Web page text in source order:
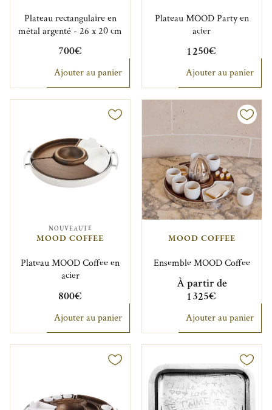
Plateau rectangulaire en
métal argenté - 26 x 20 cm
700€
Ajouter au panier
Plateau MOOD Party en
acier
1 250€
Ajouter au panier
NOUVEAUTÉ
MOOD COFFEE
Plateau MOOD Coffee en
acier
800€
Ajouter au panier
MOOD COFFEE
Ensemble MOOD Coffee
À partir de
1 325€
Ajouter au panier